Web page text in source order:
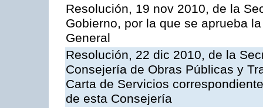
Resolución, 19 nov 2010, de la
Gobierno, por la que se aprueba
General
Resolución, 22 dic 2010, de la
Consejería de Obras Públicas y
Carta de Servicios
de esta Consejería